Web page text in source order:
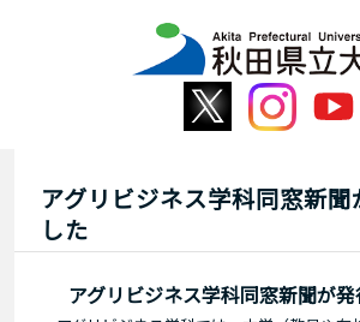
アグリビジネス学科同窓新聞
した
アグリビジネス学科同窓新聞が